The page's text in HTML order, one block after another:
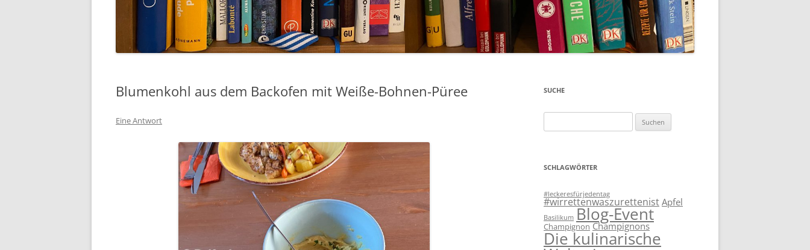
Blumenkohl aus dem Backofen mit Weiße-Bohnen-Püree
Eine Antwort
SUCHE
nach:
SCHLAGWÖRTER
#leckeresfürjedentag
#wirrettenwaszurettenist Apfel
Basilikum Blog-Event
Champignon Champignons
Die kulinarische